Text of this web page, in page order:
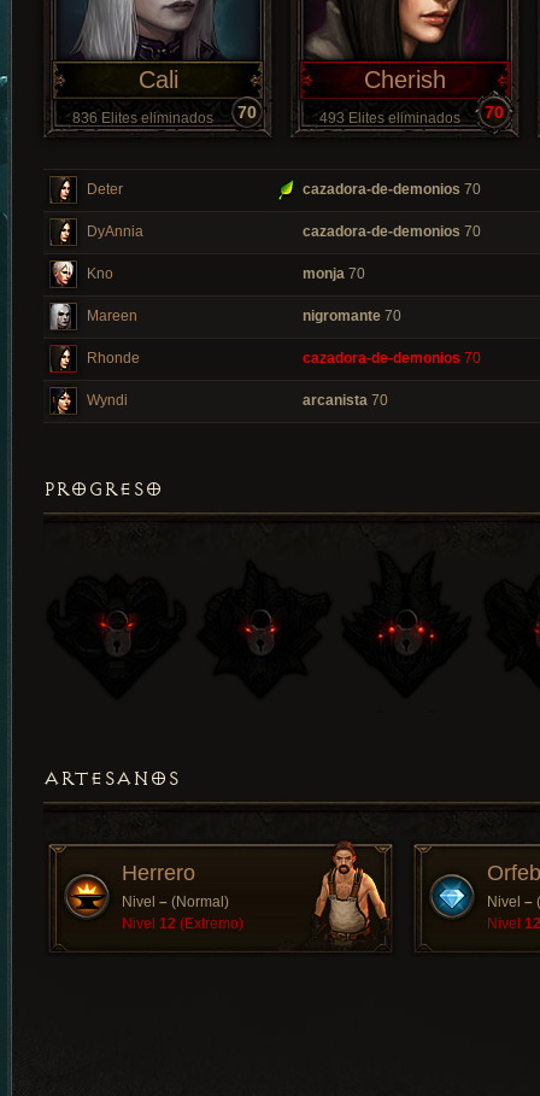
Cali
836 Elites eliminados 70
Cherish
493 Elites eliminados 70
Deter cazadora-de-demonios 70
DyAnnia cazadora-de-demonios 70
Kno monja 70
Mareen nigromante 70
Rhonde cazadora-de-demonios 70
Wyndi arcanista 70
PROGRESO
ARTESANOS
Herrero
Nivel – (Normal)
Nivel 12 (Extremo)
Nivel –
Nivel 12